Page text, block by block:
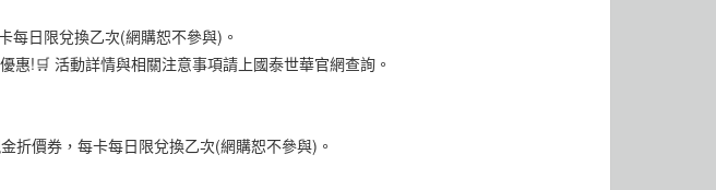
日限兌換乙次(網購恕不參與)。
!🛒 活動詳情與相關注意事項請上國泰世華官網查詢。
折價券，每卡每日限兌換乙次(網購恕不參與)。